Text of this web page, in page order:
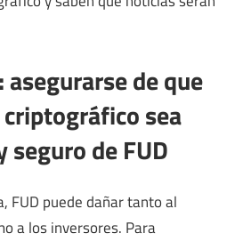
asegurarse de que
sea
de FUD
FUD puede dañar tanto al
a los inversores. Para